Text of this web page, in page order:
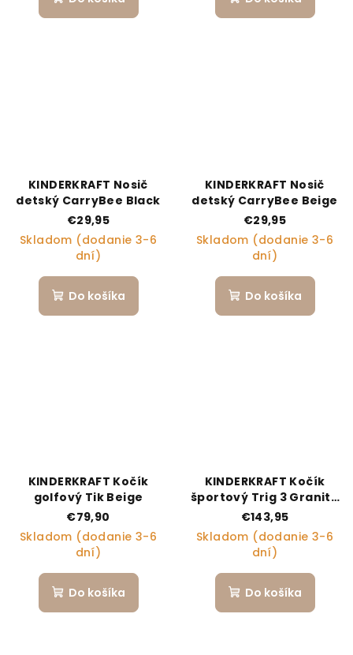
KINDERKRAFT Nosič
detský CarryBee Black
€29,95
Skladom (dodanie 3-6
dní)
Do košíka
KINDERKRAFT Nosič
detský CarryBee Beige
€29,95
Skladom (dodanie 3-6
dní)
Do košíka
KINDERKRAFT Kočík
golfový Tik Beige
€79,90
Skladom (dodanie 3-6
dní)
Do košíka
KINDERKRAFT Kočík
športový Trig 3 Granite
grey
€143,95
Skladom (dodanie 3-6
dní)
Do košíka